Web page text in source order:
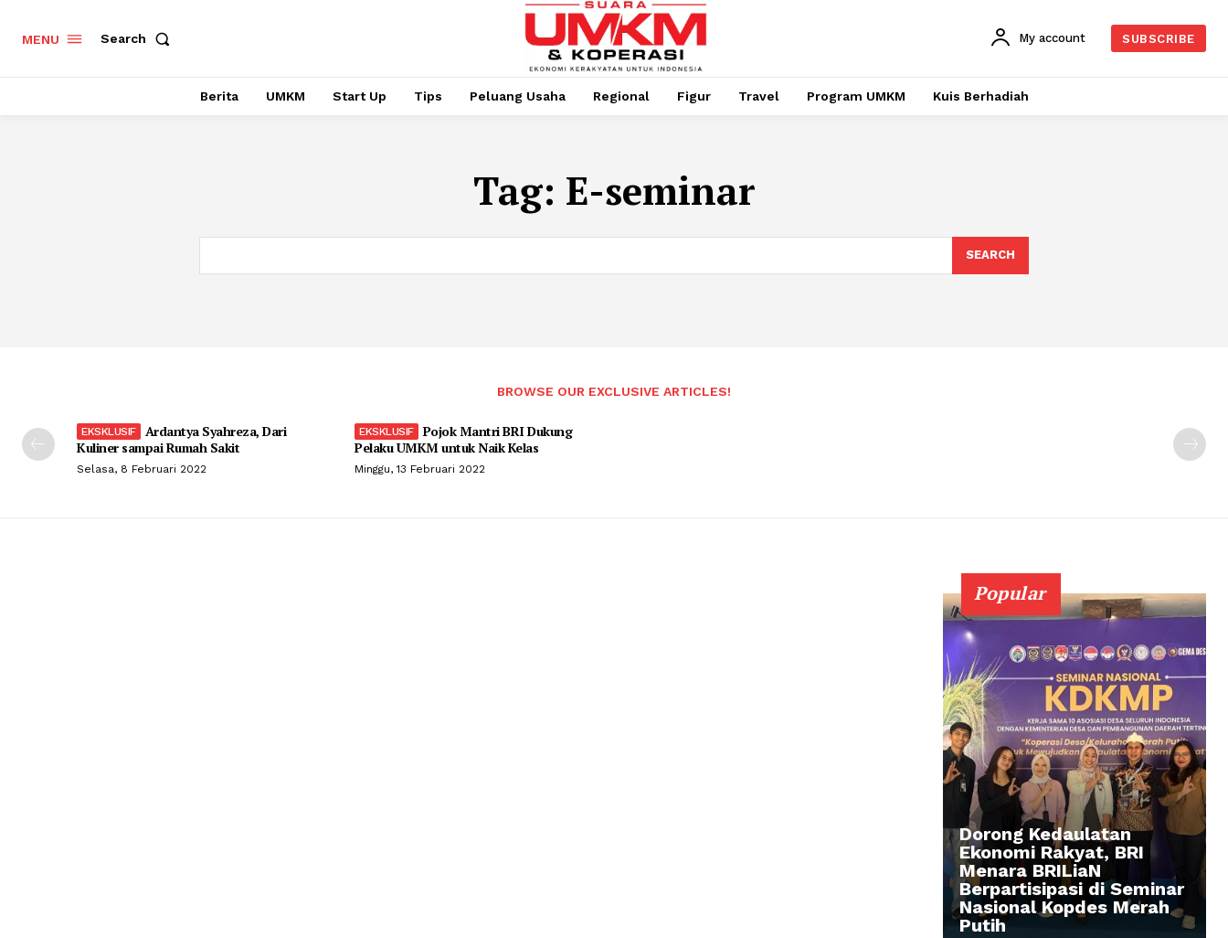
MENU Search My account SUBSCRIBE
Berita UMKM Start Up Tips Peluang Usaha Regional Figur Travel Program UMKM Kuis Berhadiah
Tag: E-seminar
SEARCH
BROWSE OUR EXCLUSIVE ARTICLES!
Ardantya Syahreza, Dari
Kuliner sampai Rumah Sakit
Selasa, 8 Februari 2022
Pojok Mantri BRI Dukung
Pelaku UMKM untuk Naik Kelas
Minggu, 13 Februari 2022
Popular
Dorong Kedaulatan
Ekonomi Rakyat, BRI
Menara BRILiaN
Berpartisipasi di Seminar
Nasional Kopdes Merah
Putih